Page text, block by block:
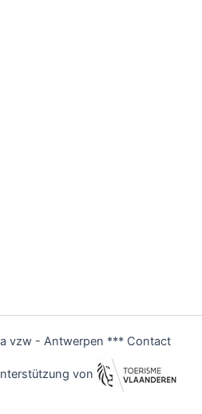
vzw - Antwerpen *** Contact
von